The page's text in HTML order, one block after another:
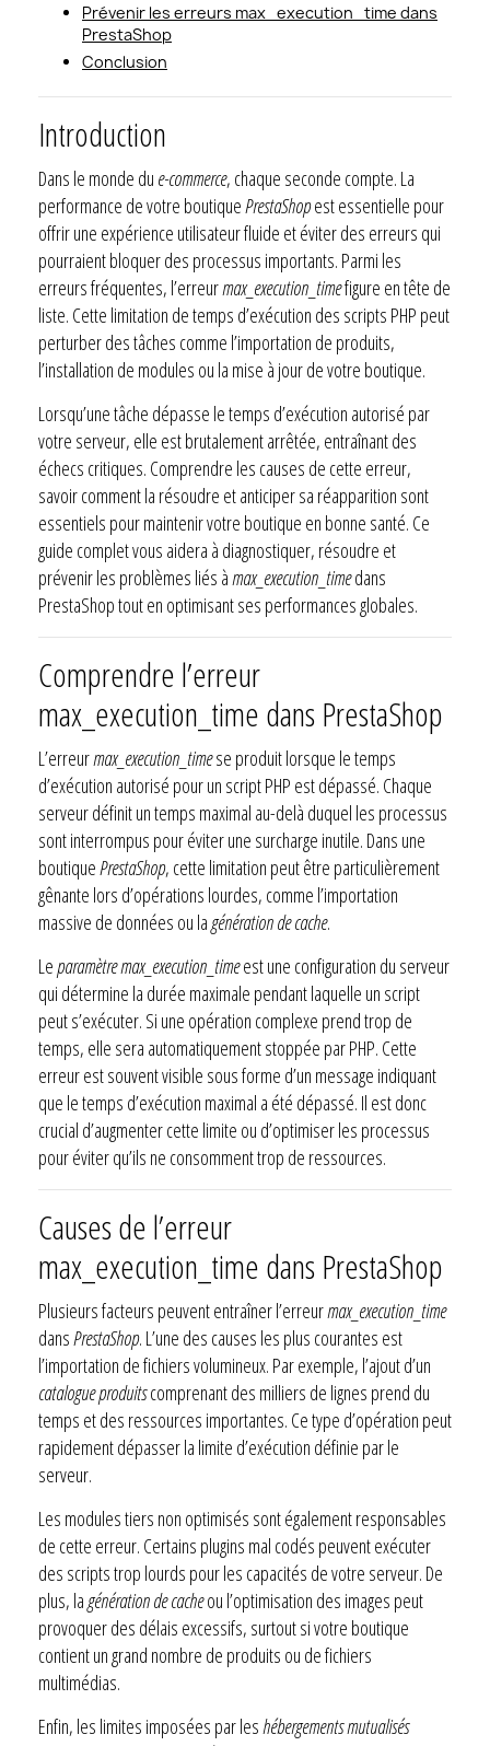
Prévenir les erreurs max_execution_time dans
PrestaShop
Conclusion
Introduction
Dans le monde du e-commerce, chaque seconde compte. La
performance de votre boutiquePrestaShopest essentielle pour
offrir une expérience utilisateur fluide et éviter des erreurs qui
pourraient bloquer des processus importants. Parmi les
erreurs fréquentes, l’erreurmax_execution_timefigure en tête de
liste. Cette limitation de temps d’exécution des scripts PHP peut
perturber des tâches comme l’importation de produits,
l’installation de modules ou la mise à jour de votre boutique.
Lorsqu’une tâche dépasse le temps d’exécution autorisé par
votre serveur, elle est brutalement arrêtée, entraînant des
échecs critiques. Comprendre les causes de cette erreur,
savoir comment la résoudre et anticiper sa réapparition sont
essentiels pour maintenir votre boutique en bonne santé. Ce
guide complet vous aidera à diagnostiquer, résoudre et
prévenir les problèmes liés à max_execution_timedans
PrestaShop tout en optimisant ses performances globales.
Comprendre l’erreur
max_execution_time dans PrestaShop
L’erreurmax_execution_timese produit lorsque le temps
d’exécution autorisé pour un script PHP est dépassé. Chaque
serveur définit un temps maximal au-delà duquel les processus
sont interrompus pour éviter une surcharge inutile. Dans une
boutiquePrestaShop, cette limitation peut être particulièrement
gênante lors d’opérations lourdes, comme l’importation
massive de données ou la génération de cache.
Leparamètre max_execution_timeest une configuration du serveur
qui détermine la durée maximale pendant laquelle un script
peut s’exécuter. Si une opération complexe prend trop de
temps, elle sera automatiquement stoppée par PHP. Cette
erreur est souvent visible sous forme d’un message indiquant
que le temps d’exécution maximal a été dépassé. Il est donc
crucial d’augmenter cette limite ou d’optimiser les processus
pour éviter qu’ils ne consomment trop de ressources.
Causes de l’erreur
max_execution_time dans PrestaShop
Plusieurs facteurs peuvent entraîner l’erreurmax_execution_time
dansPrestaShop. L’une des causes les plus courantes est
l’importation de fichiers volumineux. Par exemple, l’ajout d’un
catalogue produitscomprenant des milliers de lignes prend du
temps et des ressources importantes. Ce type d’opération peut
rapidement dépasser la limite d’exécution définie par le
serveur.
Les modules tiers non optimisés sont également responsables
de cette erreur. Certains plugins mal codés peuvent exécuter
des scripts trop lourds pour les capacités de votre serveur. De
plus, la génération de cacheou l’optimisation des images peut
provoquer des délais excessifs, surtout si votre boutique
contient un grand nombre de produits ou de fichiers
multimédias.
Enfin, les limites imposées par les hébergements mutualisés